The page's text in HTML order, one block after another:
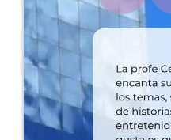
0
Cinthia es una de nuestras
Comprometida con su
profesional, estudia sus
seguir viajando y aprendiendo